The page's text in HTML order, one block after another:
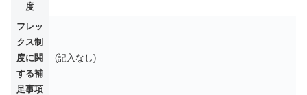
度
フレッ
クス制
度に関
する補
足事項
(記入なし)